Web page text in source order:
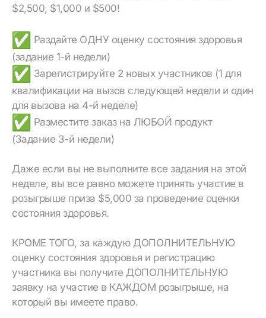
$2,500, $1,000 и $500!
Раздайте ОДНУ оценку состояния здоровья
(задание 1-й недели)
Зарегистрируйте 2 новых участников (1 для
квалификации на вызов следующей недели и один
для вызова на 4-й неделе)
Разместите заказ на ЛЮБОЙ продукт
(Задание 3-й недели)
Даже если вы не выполните все задания на этой
неделе, вы все равно можете принять участие в
розыгрыше приза $5,000 за проведение оценки
состояния здоровья.
КРОМЕ ТОГО, за каждую ДОПОЛНИТЕЛЬНУЮ
оценку состояния здоровья и регистрацию
участника вы получите ДОПОЛНИТЕЛЬНУЮ
заявку на участие в КАЖДОМ розыгрыше, на
который вы имеете право.